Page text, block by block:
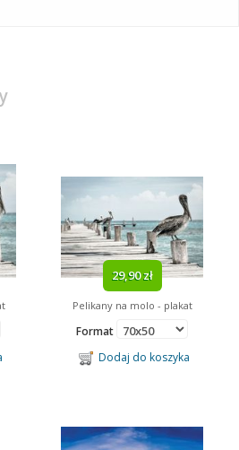
29,90 zł
Pelikany na molo - plakat
Format
Dodaj do koszyka